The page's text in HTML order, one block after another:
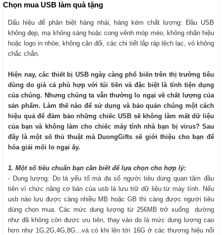
Chọn mua USB làm quà tặng
Dấu hiệu để phân biệt hàng nhái, hàng kém chất lượng: Đầu USB
không đẹp, mạ không sáng hoặc cong vênh móp méo, không nhãn hiệu
hoặc logo in nhòe, không cân đối, các chi tiết lắp ráp lệch lạc, vỏ không
chắc chắn.
Hiện nay, các thiết bị USB ngày càng phổ biến trên thị trường tiêu
dùng do giá cả phù hợp với túi tiền và đặc biệt là tính tiện dụng
của chúng. Nhưng chúng ta vẫn thường lo ngại về chất lượng của
sản phẩm. Làm thế nào để sử dụng và bảo quản chúng một cách
hiệu quả để đảm bảo những chiếc USB sẽ không làm mất dữ liệu
của bạn và không làm cho chiếc máy tính nhà bạn bị virus? Sau
đây là một số thủ thuật mà DuongGifts sẽ giới thiệu cho bạn để
hóa giải mối lo ngại ấy.
1. Một số tiêu chuẩn bạn cần biết để lựa chọn cho hợp lý:
- Dung lượng: Do là yếu tố mà đa số người tiêu dùng quan tâm đầu
tiên vì chức năng cơ bản của usb là lưu trữ dữ liệu từ máy tính. Nếu
usb nào lưu được càng nhiều MB hoặc GB thì càng được người tiêu
dùng chọn mua. Các mức dung lượng từ 256MB trở xuống dường
như đã không còn được ưu tiên, thay vào do là mức dung lượng cao
hơn như 1G,2G,4G,8G…và có khi lên tới 16G ở các thương hiệu nổi